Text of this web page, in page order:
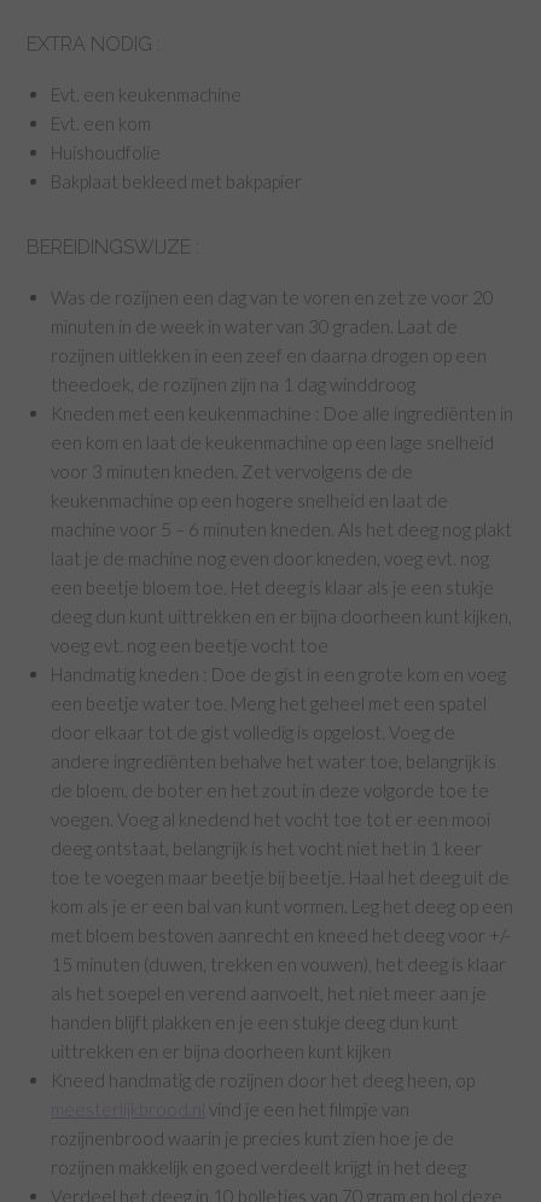
EXTRA NODIG :
Evt. een keukenmachine
Evt. een kom
Huishoudfolie
Bakplaat bekleed met bakpapier
BEREIDINGSWIJZE :
Was de rozijnen een dag van te voren en zet ze voor 20
minuten in de week in water van 30 graden. Laat de
rozijnen uitlekken in een zeef en daarna drogen op een
theedoek, de rozijnen zijn na 1 dag winddroog
Kneden met een keukenmachine : Doe alle ingrediënten in
een kom en laat de keukenmachine op een lage snelheid
voor 3 minuten kneden. Zet vervolgens de de
keukenmachine op een hogere snelheid en laat de
machine voor 5 – 6 minuten kneden. Als het deeg nog plakt
laat je de machine nog even door kneden, voeg evt. nog
een beetje bloem toe. Het deeg is klaar als je een stukje
deeg dun kunt uittrekken en er bijna doorheen kunt kijken,
voeg evt. nog een beetje vocht toe
Handmatig kneden : Doe de gist in een grote kom en voeg
een beetje water toe. Meng het geheel met een spatel
door elkaar tot de gist volledig is opgelost. Voeg de
andere ingrediënten behalve het water toe, belangrijk is
de bloem, de boter en het zout in deze volgorde toe te
voegen. Voeg al knedend het vocht toe tot er een mooi
deeg ontstaat, belangrijk is het vocht niet het in 1 keer
toe te voegen maar beetje bij beetje. Haal het deeg uit de
kom als je er een bal van kunt vormen. Leg het deeg op een
met bloem bestoven aanrecht en kneed het deeg voor +/-
15 minuten (duwen, trekken en vouwen), het deeg is klaar
als het soepel en verend aanvoelt, het niet meer aan je
handen blijft plakken en je een stukje deeg dun kunt
uittrekken en er bijna doorheen kunt kijken
Kneed handmatig de rozijnen door het deeg heen, op
vind je een het filmpje van
rozijnenbrood waarin je precies kunt zien hoe je de
rozijnen makkelijk en goed verdeelt krijgt in het deeg
Verdeel het deeg in 10 bolletjes van 70 gram en bol deze